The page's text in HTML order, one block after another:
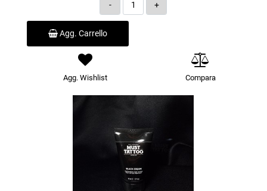
Agg. Carrello
Agg. Wishlist Compara